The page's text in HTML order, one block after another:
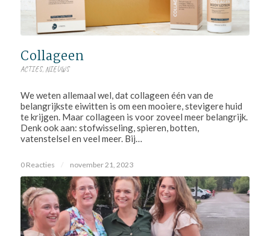
Collageen
ACTIES, NIEUWS
We weten allemaal wel, dat collageen één van de
belangrijkste eiwitten is om een mooiere, stevigere huid
te krijgen. Maar collageen is voor zoveel meer belangrijk.
Denk ook aan: stofwisseling, spieren, botten,
vatenstelsel en veel meer. Bij…
0 Reacties / november 21, 2023